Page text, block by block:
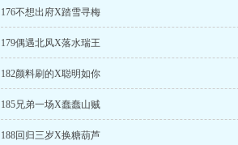
176不想出府X踏雪寻梅
179偶遇北风X落水瑞王
182颜料刷的X聪明如你
185兄弟一场X蠢蠢山贼
188回归三岁X换糖葫芦